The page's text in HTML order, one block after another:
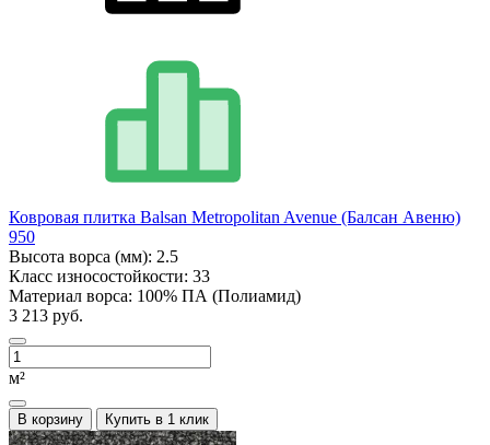
Ковровая плитка Balsan Metropolitan Avenue (Балсан Авеню)
950
Высота ворса (мм): 2.5
Класс износостойкости: 33
Материал ворса: 100% ПА (Полиамид)
3 213 руб.
м²
В корзину Купить в 1 клик